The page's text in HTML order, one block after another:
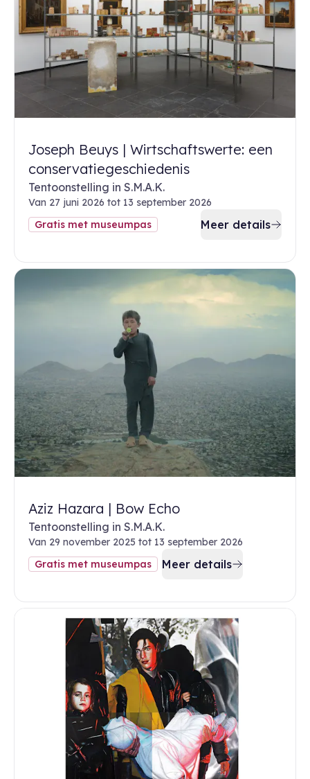
Joseph Beuys | Wirtschaftswerte: een
conservatiegeschiedenis
Tentoonstelling in S.M.A.K.
Van 27 juni 2026 tot 13 september 2026
Gratis met museumpas
Meer details
Aziz Hazara | Bow Echo
Tentoonstelling in S.M.A.K.
Van 29 november 2025 tot 13 september 2026
Gratis met museumpas
Meer details